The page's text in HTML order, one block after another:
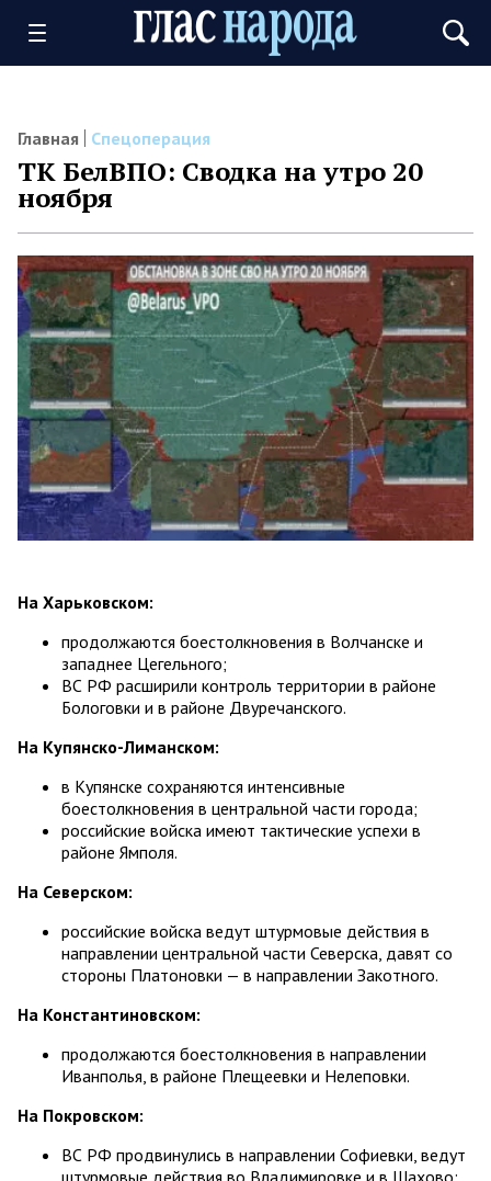
Главная Спецоперация
ТК БелВПО: Сводка на утро 20
ноября
На Харьковском:
продолжаются боестолкновения в Волчанске и
западнее Цегельного;
ВС РФ расширили контроль территории в районе
Бологовки и в районе Двуречанского.
На Купянско-Лиманском:
в Купянске сохраняются интенсивные
боестолкновения в центральной части города;
российские войска имеют тактические успехи в
районе Ямполя.
На Северском:
российские войска ведут штурмовые действия в
направлении центральной части Северска, давят со
стороны Платоновки — в направлении Закотного.
На Константиновском:
продолжаются боестолкновения в направлении
Иванполья, в районе Плещеевки и Нелеповки.
На Покровском:
ВС РФ продвинулись в направлении Софиевки, ведут